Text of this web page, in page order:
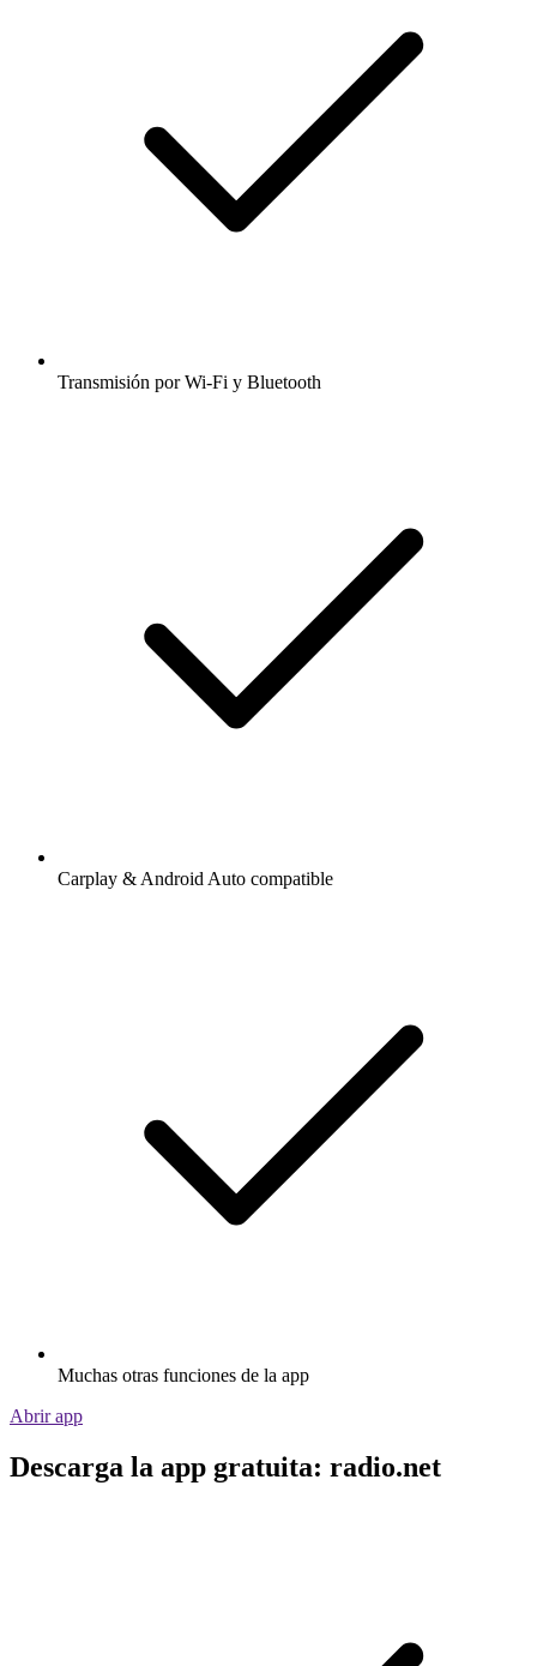
Transmisión por Wi-Fi y Bluetooth
Carplay & Android Auto compatible
Muchas otras funciones de la app
Abrir app
Descarga la app gratuita: radio.net